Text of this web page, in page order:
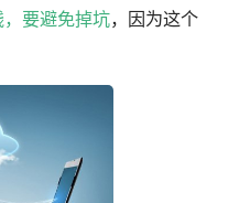
要避免掉坑，因为这个